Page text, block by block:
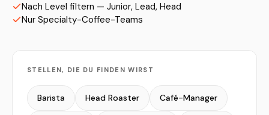
Nach Level filtern — Junior, Lead, Head
Nur Specialty-Coffee-Teams
STELLEN, DIE DU FINDEN WIRST
Barista Head Roaster Café-Manager